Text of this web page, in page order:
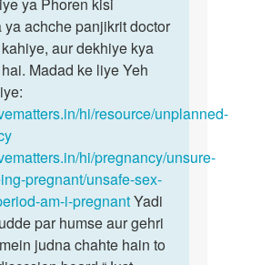
ya achche panjikrit doctor
aur dekhiye kya
Madad ke liye Yeh
hi/resource/unplanned-
hi/pregnancy/unsure-
pregnant/unsafe-sex-
am-i-pregnantYadi
par humse aur gehri
judna chahte hain to